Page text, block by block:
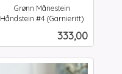
Grønn Månestein
Håndstein #4 (Garnieritt)
Pris
333,00